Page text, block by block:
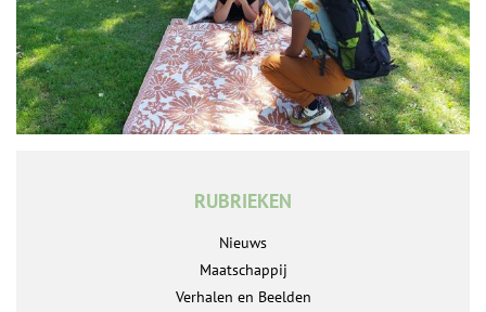
RUBRIEKEN
Nieuws
Maatschappij
Verhalen en Beelden